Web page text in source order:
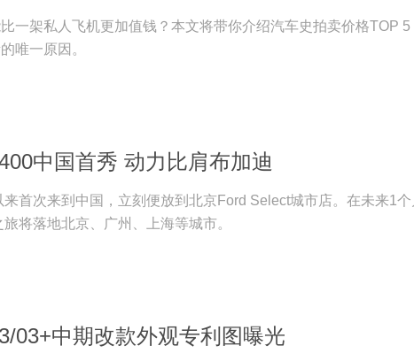
一架私人飞机更加值钱？本文将带你介绍汽车史拍卖价格TOP 5
唯一原因。
中国首秀 动力比肩布加迪
首次来到中国，立刻便放到北京Ford Select城市店。在未来1个
将落地北京、广州、上海等城市。
03+中期改款外观专利图曝光